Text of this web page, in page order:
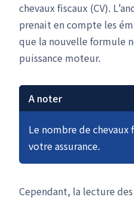
chevaux fiscaux (CV).
prenait en compte les
que la nouvelle formule
puissance moteur.
A noter
Le nombre de chevaux
votre assurance.
Cependant, la lecture des